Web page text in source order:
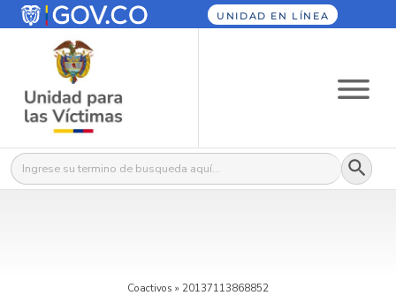
UNIDAD EN LÍNEA
Buscar: Botón
Coactivos » 20137113868852